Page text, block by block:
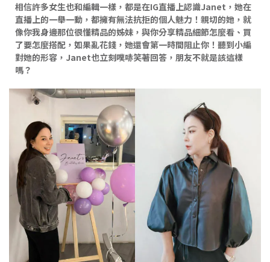
相信許多女生也和編輯一樣，都是在IG直播上認識Janet，她在
直播上的一舉一動，都擁有無法抗拒的個人魅力！親切的她，就
像你我身邊那位很懂精品的姊妹，與你分享精品細節怎麼看、買
了要怎麼搭配，如果亂花錢，她還會第一時間阻止你！聽到小編
對她的形容，Janet也立刻噗哧笑著回答，朋友不就是該這樣
嗎？